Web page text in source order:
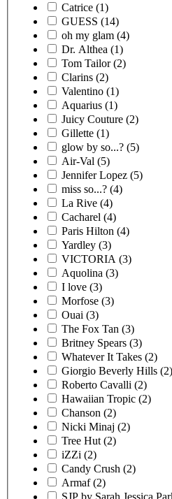
Catrice (1)
GUESS (14)
oh my glam (4)
Dr. Althea (1)
Tom Tailor (2)
Clarins (2)
Valentino (1)
Aquarius (1)
Juicy Couture (2)
Gillette (1)
glow by so...? (5)
Air-Val (5)
Jennifer Lopez (5)
miss so...? (4)
La Rive (4)
Cacharel (4)
Paris Hilton (4)
Yardley (3)
VICTORIA (3)
Aquolina (3)
I love (3)
Morfose (3)
Ouai (3)
The Fox Tan (3)
Britney Spears (3)
Whatever It Takes (2)
Giorgio Beverly Hills (2)
Roberto Cavalli (2)
Hawaiian Tropic (2)
Chanson (2)
Nicki Minaj (2)
Tree Hut (2)
iZZi (2)
Candy Crush (2)
Armaf (2)
SJP by Sarah Jessica